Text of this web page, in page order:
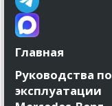
Главная
Руководства по
эксплуатации